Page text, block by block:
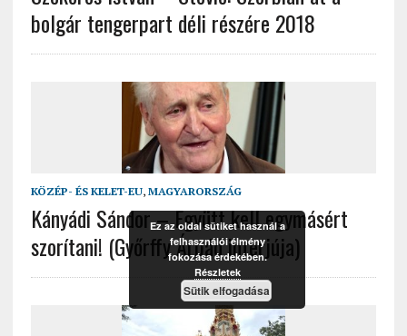
bolgár tengerpart déli részére 2018
KÖZÉP- ÉS KELET-EU, MAGYARORSZÁG
Kányádi Sándor – Együtt kell egymásért
szorítani! (Győrffy Árpád interjúja)
Ez az oldal sütiket használ a
felhasználói élmény
fokozása érdekében.
Részletek
Sütik elfogadása